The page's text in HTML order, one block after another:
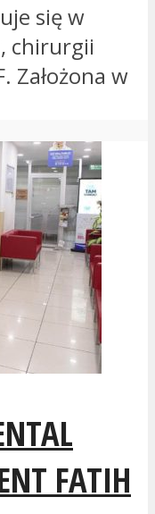
się w
chirurgii
Założona w
FATIH